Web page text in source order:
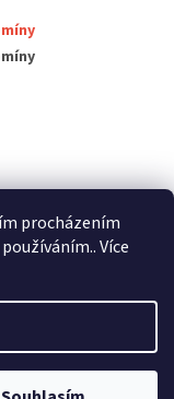
procházením
Více